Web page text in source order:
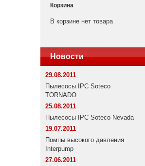
Корзина
В корзине нет товара
Новости
29.08.2011
Пылесосы IPC Soteco
TORNADO
25.08.2011
Пылесосы IPC Soteco Nevada
19.07.2011
Помпы высокого давления
Interpump
27.06.2011